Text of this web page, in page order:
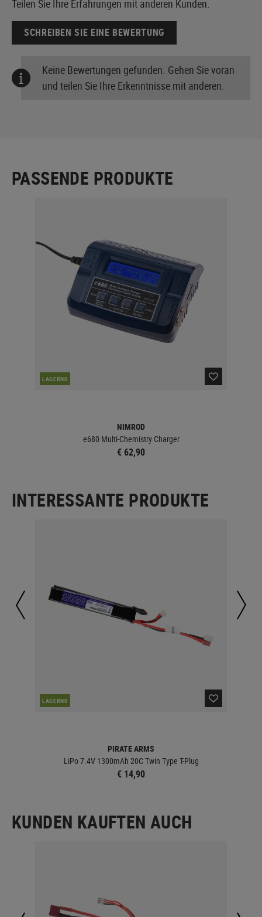
Teilen Sie Ihre Erfahrungen mit anderen Kunden.
SCHREIBEN SIE EINE BEWERTUNG
Keine Bewertungen gefunden. Gehen Sie voran
und teilen Sie Ihre Erkenntnisse mit anderen.
PASSENDE PRODUKTE
LAGERND
NIMROD
e680 Multi-Chemistry Charger
€ 62,90
INTERESSANTE PRODUKTE
LAGERND
PIRATE ARMS
LiPo 7.4V 1300mAh 20C Twin Type T-Plug
€ 14,90
KUNDEN KAUFTEN AUCH